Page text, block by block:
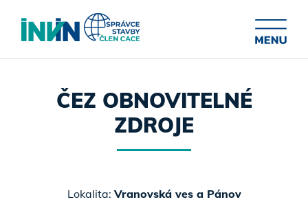
ČEZ OBNOVITELNÉ
ZDROJE
Lokalita: Vranovská ves a Pánov